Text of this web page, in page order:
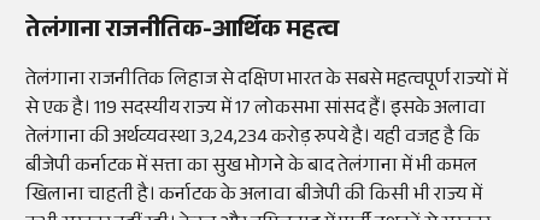
तेलंगाना राजनीतिक-आर्थिक महत्व
तेलंगाना राजनीतिक लिहाज से दक्षिण भारत के सबसे महत्वपूर्ण राज्यों में
से एक है। 119 सदस्यीय राज्य में 17 लोकसभा सांसद हैं। इसके अलावा
तेलंगाना की अर्थव्यवस्था 3,24,234 करोड़ रुपये है। यही वजह है कि
बीजेपी कर्नाटक में सत्ता का सुख भोगने के बाद तेलंगाना में भी कमल
खिलाना चाहती है। कर्नाटक के अलावा बीजेपी की किसी भी राज्य में